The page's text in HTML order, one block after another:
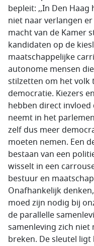
bepleit: ,,In Den
niet naar verlangen
macht van de Kamer
kandidaten op de
maatschappelijke
autonome mensen
stilzetten om het volk
democratie. Kiezers
hebben direct invloed
neemt in het
zelf dus meer
moeten nemen. Een
bestaan van een
wisselt in een
bestuur en
Onafhankelijk
moed zijn nodig bij
de parallelle
samenleving zich
breken. De sleutel ligt